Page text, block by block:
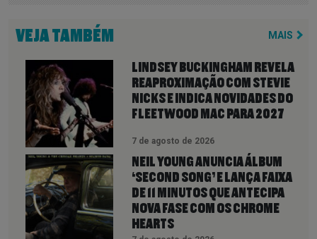
VEJA TAMBÉM MAIS
LINDSEY BUCKINGHAM REVELA
REAPROXIMAÇÃO COM STEVIE
NICKS E INDICA NOVIDADES DO
FLEETWOOD MAC PARA 2027
7 de agosto de 2026
NEIL YOUNG ANUNCIA ÁLBUM
‘SECOND SONG’ E LANÇA FAIXA
DE 11 MINUTOS QUE ANTECIPA
NOVA FASE COM OS CHROME
HEARTS